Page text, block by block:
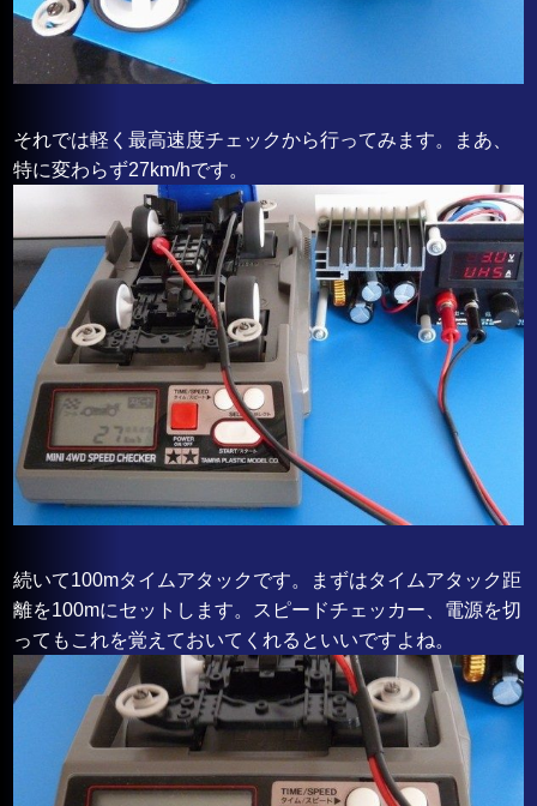
それでは軽く最高速度チェックから行ってみます。まあ、
特に変わらず27km/hです。
続いて100mタイムアタックです。まずはタイムアタック距
離を100mにセットします。スピードチェッカー、電源を切
ってもこれを覚えておいてくれるといいですよね。